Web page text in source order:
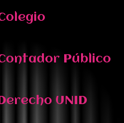
Público
UNID